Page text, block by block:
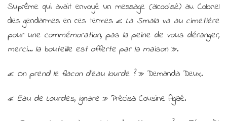
Suprême qui avait envoyé un message (alcoolisé) au Colonel
des gendarmes en ces termes « La Smala va au cimetière
pour une commémoration, pas la peine de vous déranger,
merci… la bouteille est offerte par la maison».
« On prend le flacon d’eau lourde ?» Demanda Deux.
« Eau de Lourdes, ignare » Précisa Cousine Aglaé.